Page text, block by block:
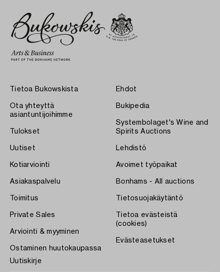
Tietoa Bukowskista
Ota yhteyttä
asiantuntijoihimme
Tulokset
Uutiset
Kotiarviointi
Asiakaspalvelu
Toimitus
Private Sales
Arviointi & myyminen
Ostaminen huutokaupassa
Ehdot
Bukipedia
Systembolaget's Wine and
Spirits Auctions
Lehdistö
Avoimet työpaikat
Bonhams - All auctions
Tietosuojakäytäntö
Tietoa evästeistä
(cookies)
Evästeasetukset
Uutiskirje